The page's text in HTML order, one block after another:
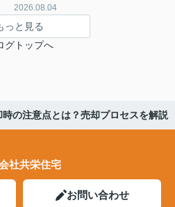
2026.08.04
っと見る
グトップへ
時の注意点とは？売却プロセスを解説
社共栄住宅
お問い合わせ